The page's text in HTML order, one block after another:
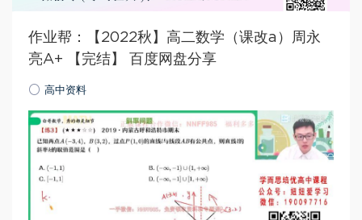
作业帮：【2022秋】高二数学（课改a）周永
亮A+ 【完结】 百度网盘分享
高中资料